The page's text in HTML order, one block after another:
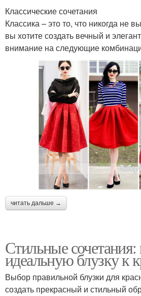
Классические сочетания
Классика – это то, что никогда не
вы хотите создать вечный и
внимание на следующие
читать дальше →
Стильные сочетания:
идеальную блузку к
Выбор правильной блузки для
создать прекрасный и стильный